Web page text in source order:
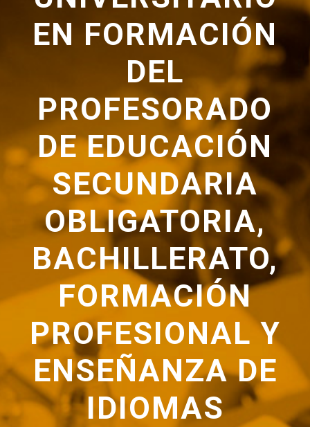
EN FORMACIÓN
DEL
PROFESORADO
DE EDUCACIÓN
SECUNDARIA
OBLIGATORIA,
BACHILLERATO,
FORMACIÓN
PROFESIONAL Y
ENSEÑANZA DE
IDIOMAS